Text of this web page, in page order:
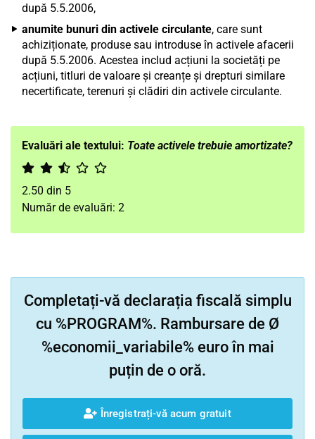
după 5.5.2006,
anumite bunuri din activele circulante, care sunt
achiziționate, produse sau introduse în activele afacerii
după 5.5.2006. Acestea includ acțiuni la societăți pe
acțiuni, titluri de valoare și creanțe și drepturi similare
necertificate, terenuri și clădiri din activele circulante.
Evaluări ale textului: Toate activele trebuie amortizate?
2.50 din 5
Număr de evaluări: 2
Completați-vă declarația fiscală simplu
cu %PROGRAM%. Rambursare de Ø
%economii_variabile% euro în mai
puțin de o oră.
Înregistrați-vă acum gratuit